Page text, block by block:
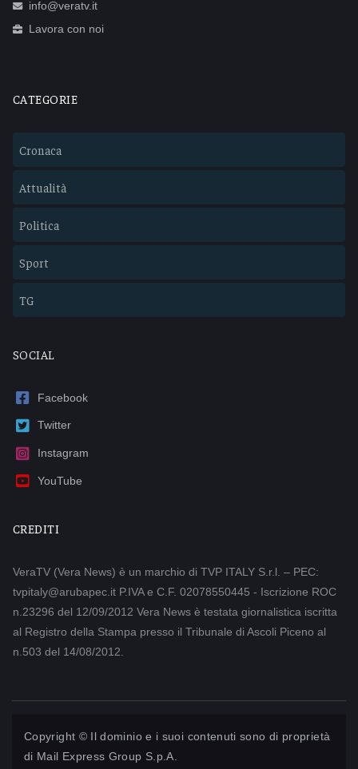
info@veratv.it
Lavora con noi
CATEGORIE
Cronaca
Attualità
Politica
Sport
TG
SOCIAL
Facebook
Twitter
Instagram
YouTube
CREDITI
VeraTV (Vera News) è un marchio di TVP ITALY S.r.l. – PEC:
tvpitaly@arubapec.it P.IVA e C.F. 02078550445 - Iscrizione ROC
n.23296 del 12/09/2012 Vera News è testata giornalistica iscritta
al Registro della Stampa presso il Tribunale di Ascoli Piceno al
n.503 del 14/08/2012.
Copyright © Il dominio e i suoi contenuti sono di proprietà
di Mail Express Group S.p.A.